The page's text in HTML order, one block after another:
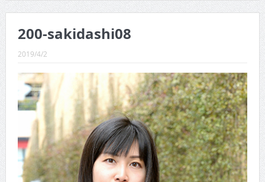
CINEMA×STYLE 289号
CINEMA×STYLE 287号
CINEMA×STYLE 286号
CINEMA×STYLE 285号
CINEMA×STYLE 294号
200-sakidashi08
2019/4/2